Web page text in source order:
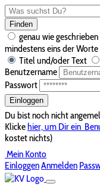
Finden
genau wie geschrieben
mindestens eins der Worte
Titel und/oder Text
Benutzername
Passwort
Einloggen
Du bist noch nicht
Klickehier, um Dir ein
kostet nichts)
Mein Konto
EinloggenAnmelden